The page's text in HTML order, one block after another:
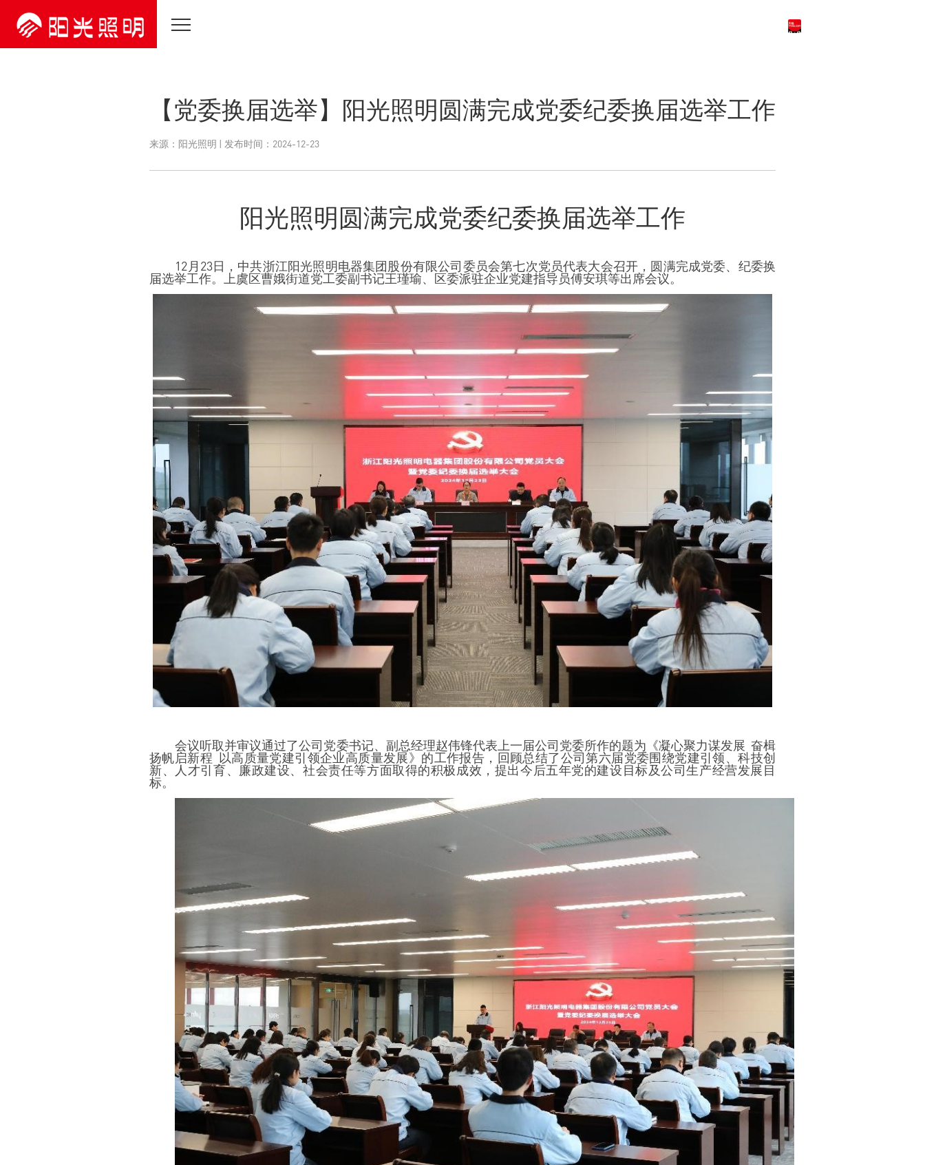
【党委换届选举】阳光照明圆满完成党委纪委换届选举工作
来源：阳光照明 | 发布时间：2024-12-23
阳光照明圆满完成党委纪委换届选举工作
12月 23日，中共浙江阳光照明电器集团股份有限公司委员会第七次党员代表大会召开，圆满完成党委、纪委换
届选举工作。上虞区曹娥街道党工委副书记王瑾瑜、区委派驻企业党建指导员傅安琪等出席会议。
会议听取并审议通过了公司党委书记、副总经理赵伟锋代表上一届公司党委所作的题为《凝心聚力谋发展 奋楫
扬帆启新程 以高质量党建引领企业高质量发展》的工作报告，回顾总结了公司第六届党委围绕党建引领、科技创
新、人才引育、廉政建设、社会责任等方面取得的积极成效，提出今后五年党的建设目标及公司生产经营发展目
标。